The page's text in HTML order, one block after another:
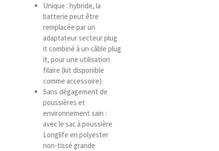
Unique : hybride, la
batterie peut être
remplacée par un
adaptateur secteur plug
it combiné à un câble plug
it, pour une utilisation
filaire (kit disponible
comme accessoire)
Sans dégagement de
poussières et
environnement sain :
avec le sac à poussière
Longlife en polyester
non-tissé grande